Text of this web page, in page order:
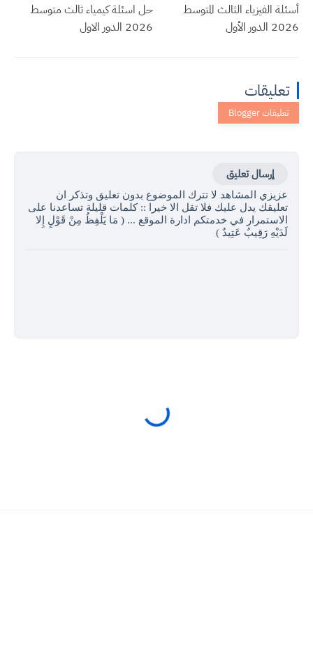
أسئلة الفيزياء الثالث المتوسط
2026 الدور الأول
حل اسئلة كيمياء ثالث متوسط
2026 الدور الاول
تعليقات
إرسال تعليق
عزيزي المشاهد لا تترك الموضوع بدون تعليق وتذكر ان
تعليقك يدل عليك فلا تقل الا خيرا :: كلمات قليلة تساعدنا على
الاستمرار في خدمتكم ادارة الموقع ... ( مَا يَلْفِظُ مِنْ قَوْلٍ إِلا
لَدَيْهِ رَقِيبٌ عَتِيدٌ )